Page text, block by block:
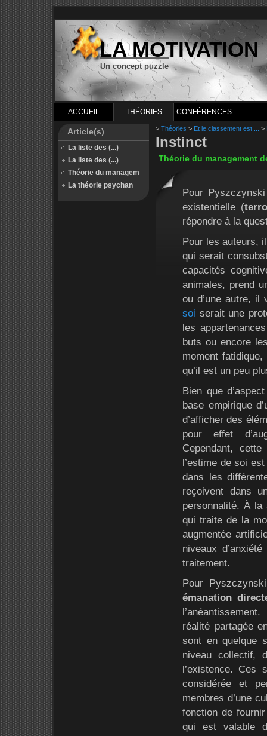
LA MOTIVATION
Un concept puzzle
ACCUEIL THÉORIES CONFÉRENCES
Article(s)
La liste des (...)
La liste des (...)
Théorie du managem
La théorie psychan
> Théories > Et le classement est ... >
Instinct
Théorie du management
Pour
existentielle (
répondre à la
Pour les auteurs,
qui serait
capacités
animales, prend
ou d’une autre,
soi serait une
les
buts ou encore
moment
qu’il est un peu
Bien que
base empirique
d’afficher des
pour effet
Cependant,
l’estime de soi
dans les
reçoivent dans
personnalité. À
qui traite de la
augmentée
niveaux
traitement.
Pour
émanation
réalité partagée
sont en quelque
niveau collectif,
l’existence. Ces
considérée et
membres d’une
fonction de
qui est valable